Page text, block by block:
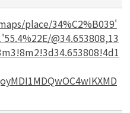
place/34%C2%B039'
@34.653808,13